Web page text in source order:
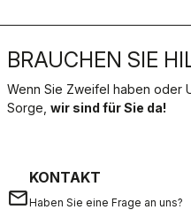
BRAUCHEN SIE
Wenn Sie Zweifel haben oder
Sorge, wir sind für Sie da!
email
KONTAKT
Haben Sie eine Frage an uns?